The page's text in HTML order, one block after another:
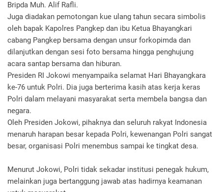
Bripda Muh. Alif Rafli.
Juga diadakan pemotongan kue ulang tahun secara simbolis
oleh bapak Kapolres Pangkep dan ibu Ketua Bhayangkari
cabang Pangkep bersama dengan unsur forkopimda dan
dilanjutkan dengan sesi foto bersama hingga penghujung
acara santap bersama dan hiburan.
Presiden RI Jokowi menyampaika selamat Hari Bhayangkara
ke-76 untuk Polri. Dia juga berterima kasih atas kerja keras
Polri dalam melayani masyarakat serta membela bangsa dan
negara.
Oleh Presiden Jokowi, pihaknya dan seluruh rakyat Indonesia
menaruh harapan besar kepada Polri, kewenangan Polri sangat
besar, organisasi Polri menembus sampai ke tingkat desa.
Menurut Jokowi, Polri tidak sekadar institusi penegak hukum,
melainkan juga bertanggung jawab atas hadirnya keamanan